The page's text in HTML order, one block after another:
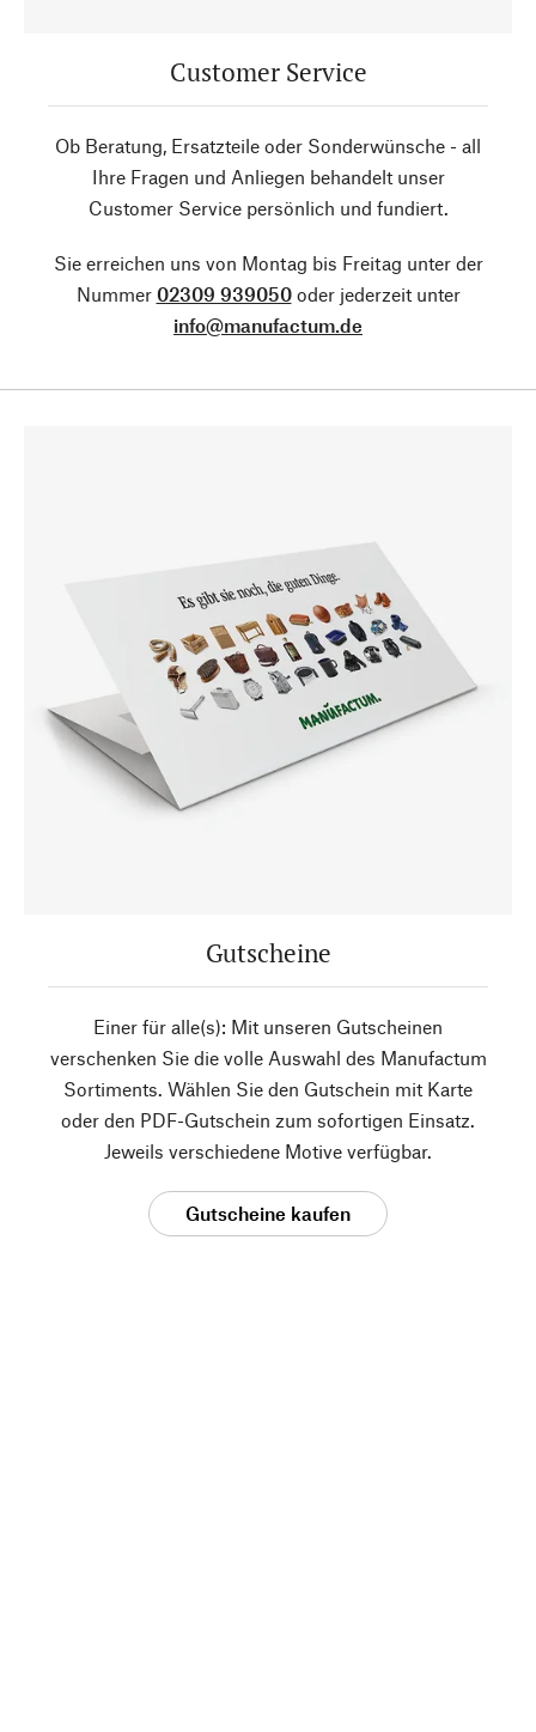
Customer Service
Ob Beratung, Ersatzteile oder Sonderwünsche - all
Ihre Fragen und Anliegen behandelt unser
Customer Service persönlich und fundiert.
Sie erreichen uns von Montag bis Freitag unter der
Nummer 02309 939050oder jederzeit unter
info@manufactum.de
Gutscheine
Einer für alle(s): Mit unseren Gutscheinen
verschenken Sie die volle Auswahl des Manufactum
Sortiments. Wählen Sie den Gutschein mit Karte
oder den PDF-Gutschein zum sofortigen Einsatz.
Jeweils verschiedene Motive verfügbar.
Gutscheine kaufen